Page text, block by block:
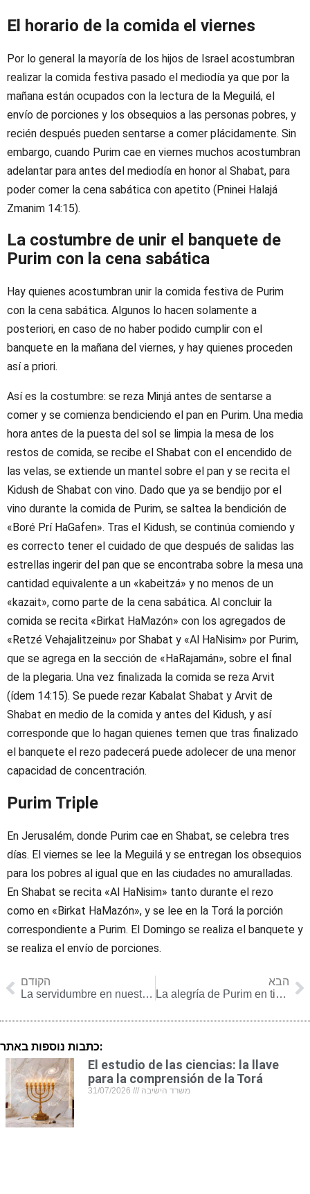
El horario de la comida el viernes
Por lo general la mayoría de los hijos de Israel acostumbran
realizar la comida festiva pasado el mediodía ya que por la
mañana están ocupados con la lectura de la Meguilá, el
envío de porciones y los obsequios a las personas pobres, y
recién después pueden sentarse a comer plácidamente. Sin
embargo, cuando Purim cae en viernes muchos acostumbran
adelantar para antes del mediodía en honor al Shabat, para
poder comer la cena sabática con apetito (Pninei Halajá
Zmanim 14:15).
La costumbre de unir el banquete de
Purim con la cena sabática
Hay quienes acostumbran unir la comida festiva de Purim
con la cena sabática. Algunos lo hacen solamente a
posteriori, en caso de no haber podido cumplir con el
banquete en la mañana del viernes, y hay quienes proceden
así a priori.
Así es la costumbre: se reza Minjá antes de sentarse a
comer y se comienza bendiciendo el pan en Purim. Una media
hora antes de la puesta del sol se limpia la mesa de los
restos de comida, se recibe el Shabat con el encendido de
las velas, se extiende un mantel sobre el pan y se recita el
Kidush de Shabat con vino. Dado que ya se bendijo por el
vino durante la comida de Purim, se saltea la bendición de
«Boré Prí HaGafen». Tras el Kidush, se continúa comiendo y
es correcto tener el cuidado de que después de salidas las
estrellas ingerir del pan que se encontraba sobre la mesa una
cantidad equivalente a un «kabeitzá» y no menos de un
«kazait», como parte de la cena sabática. Al concluir la
comida se recita «Birkat HaMazón» con los agregados de
«Retzé Vehajalitzeinu» por Shabat y «Al HaNisim» por Purim,
que se agrega en la sección de «HaRajamán», sobre el final
de la plegaria. Una vez finalizada la comida se reza Arvit
(ídem 14:15). Se puede rezar Kabalat Shabat y Arvit de
Shabat en medio de la comida y antes del Kidush, y así
corresponde que lo hagan quienes temen que tras finalizado
el banquete el rezo padecerá puede adolecer de una menor
capacidad de concentración.
Purim Triple
En Jerusalém, donde Purim cae en Shabat, se celebra tres
días. El viernes se lee la Meguilá y se entregan los obsequios
para los pobres al igual que en las ciudades no amuralladas.
En Shabat se recita «Al HaNisim» tanto durante el rezo
como en «Birkat HaMazón», y se lee en la Torá la porción
correspondiente a Purim. El Domingo se realiza el banquete y
se realiza el envío de porciones.
הקודם
La servidumbre en nuestros días
הבא
La alegría de Purim en tiempos de Corona
כתבות נוספות באתר:
El estudio de las ciencias: la llave
para la comprensión de la Torá
משרד הישיבה 31/07/2026